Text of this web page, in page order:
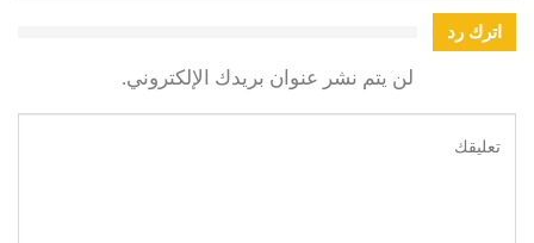
اترك رد
لن يتم نشر عنوان بريدك الإلكتروني.